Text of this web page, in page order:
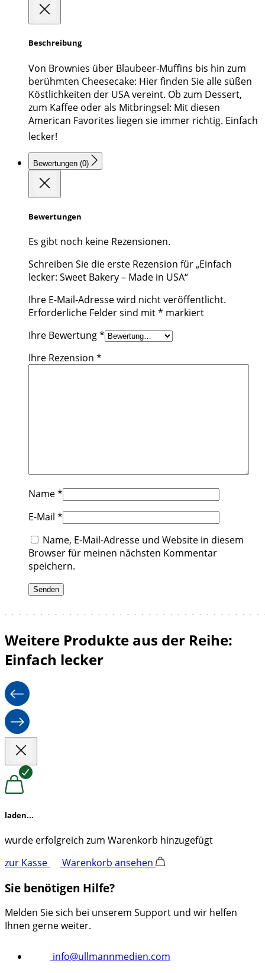
Beschreibung
Von Brownies über Blaubeer-Muffins bis hin zum
berühmten Cheesecake: Hier finden Sie alle süßen
Köstlichkeiten der USA vereint. Ob zum Dessert,
zum Kaffee oder als Mitbringsel: Mit diesen
American Favorites liegen sie immer richtig. Einfach
lecker!
Bewertungen (0)
Bewertungen
Es gibt noch keine Rezensionen.
Schreiben Sie die erste Rezension für „Einfach
lecker: Sweet Bakery – Made in USA“
Ihre E-Mail-Adresse wird nicht veröffentlicht.
Erforderliche Felder sind mit* markiert
Ihre Bewertung*
Ihre Rezension *
Name*
E-Mail *
Name, E-Mail-Adresse und Website in diesem
Browser für meinen nächsten Kommentar
speichern.
Weitere Produkte aus der Reihe:
Einfach lecker
laden...
wurde erfolgreich zum Warenkorb hinzugefügt
zur Kasse
Warenkorb ansehen
Sie benötigen Hilfe?
Melden Sie sich bei unserem Support und wir helfen
Ihnen gerne weiter.
info@ullmannmedien.com